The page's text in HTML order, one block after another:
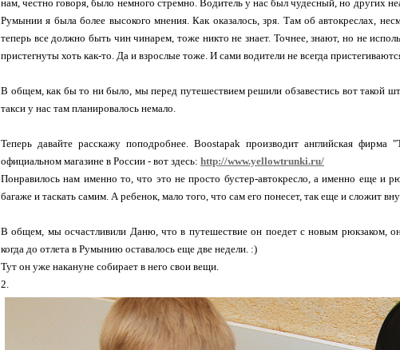
нам, честно говоря, было немного стремно. Водитель у нас был чудесный, но других
Румынии я была более высокого мнения. Как оказалось, зря. Там об автокреслах,
теперь все должно быть чин чинарем, тоже никто не знает. Точнее, знают, но не
пристегнуты хоть как-то. Да и взрослые тоже. И сами водители не всегда
В общем, как бы то ни было, мы перед путешествием решили обзавестись вот такой
такси у нас там планировалось немало.
Теперь давайте расскажу поподробнее. Boostapak производит английская
официальном магазине в России - вот здесь: http://www.yellowtrunki.ru/
Понравилось нам именно то, что это не просто бустер-автокресло, а именно еще и
багаже и таскать самим. А ребенок, мало того, что сам его понесет, так еще и сложит
В общем, мы осчастливили Даню, что в путешествие он поедет с новым рюкзаком, он
когда до отлета в Румынию оставалось еще две недели. :)
Тут он уже накануне собирает в него свои вещи.
2.